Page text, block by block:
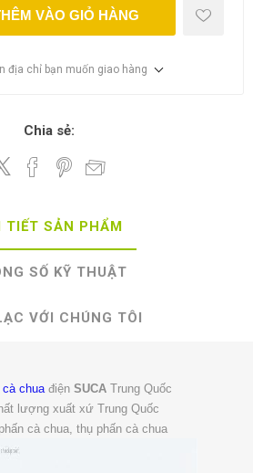
VÀO GIỎ HÀNG
địa chỉ bạn muốn giao hàng
Chia sẻ:
TIẾT SẢN PHẨM
SỐ KỸ THUẬT
VỚI CHÚNG TÔI
cà chuađiện SUCATrung Quốc
lượng xuất xứTrung Quốc
cà chua, thụ phấn cà chua